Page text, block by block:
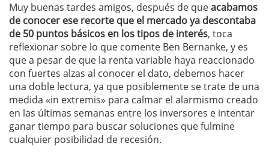
Muy buenas tardes amigos, después de queacabamos
de conocer ese recorte que el mercado ya descontaba
de 50 puntos básicos en los tipos de interés, toca
reflexionar sobre lo que comente Ben Bernanke, y es
que a pesar de que la renta variable haya reaccionado
con fuertes alzas al conocer el dato, debemos hacer
una doble lectura, ya que posiblemente se trate de una
medida «in extremis» para calmar el alarmismo creado
en las últimas semanas entre los inversores e intentar
ganar tiempo para buscar soluciones que fulmine
cualquier posibilidad de recesión.